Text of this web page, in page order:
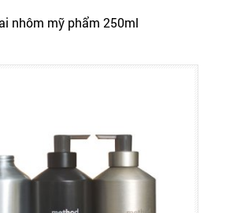
nhôm mỹ phẩm 250ml